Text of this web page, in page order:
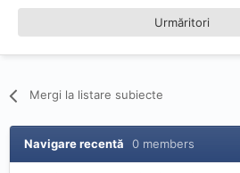
Urmăritori
Mergi la listare subiecte
Navigare recentă 0 members